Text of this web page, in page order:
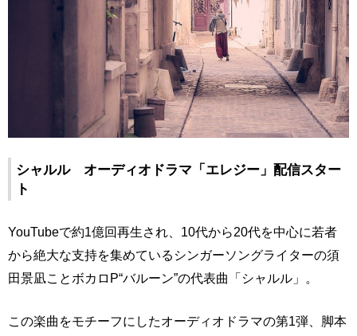
シャルル オーディオドラマ「エレジー」配信スター
ト
YouTubeで約1億回再生され、10代から20代を中心に若者
から絶大な支持を集めているシンガーソングライターの須
田景凪ことボカロP“バルーン”の代表曲「シャルル」。
この楽曲をモチーフにしたオーディオドラマの第1弾、脚本